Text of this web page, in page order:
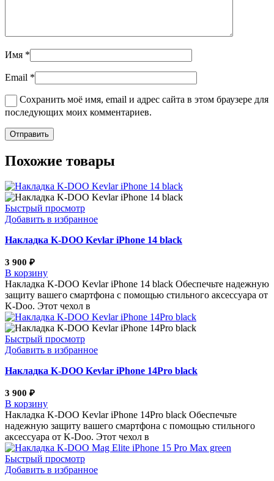
Имя *
Email *
Сохранить моё имя, email и адрес сайта в этом браузере для
последующих моих комментариев.
Похожие товары
Быстрый просмотр
Добавить в избранное
Накладка K-DOO Kevlar iPhone 14 black
3 900 ₽
В корзину
Накладка K-DOO Kevlar iPhone 14 black Обеспечьте надежную
защиту вашего смартфона с помощью стильного аксессуара от
K-Doo. Этот чехол в
Быстрый просмотр
Добавить в избранное
Накладка K-DOO Kevlar iPhone 14Pro black
3 900 ₽
В корзину
Накладка K-DOO Kevlar iPhone 14Pro black Обеспечьте
надежную защиту вашего смартфона с помощью стильного
аксессуара от K-Doo. Этот чехол в
Быстрый просмотр
Добавить в избранное